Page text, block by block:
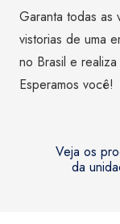
Garanta todas as
vistorias de uma
no Brasil e
Esperamos você!
Veja os
da